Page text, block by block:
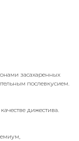
засахаренных
послевкусием.
дижестива.